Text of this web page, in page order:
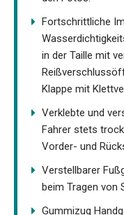
Fortschrittliche
in der Taille mit
Klappe mit
Verklebte und
Fahrer stets
Vorder- und
Verstellbarer
beim Tragen von
Gummizug